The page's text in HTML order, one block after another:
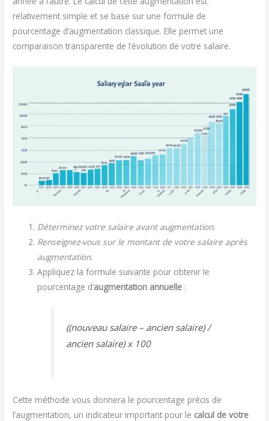
relativement simple et se base sur une formule de
pourcentage d’augmentation classique. Elle permet une
comparaison transparente de l’évolution de votre salaire.
Déterminez votre salaire avant augmentation.
Renseignez-vous sur le montant de votre salaire après
augmentation.
Appliquez la formule suivante pour obtenir le
pourcentage d’augmentation annuelle :
((nouveau salaire – ancien salaire) /
ancien salaire) x 100
Cette méthode vous donnera le pourcentage précis de
l’augmentation, un indicateur important pour le calcul de votre